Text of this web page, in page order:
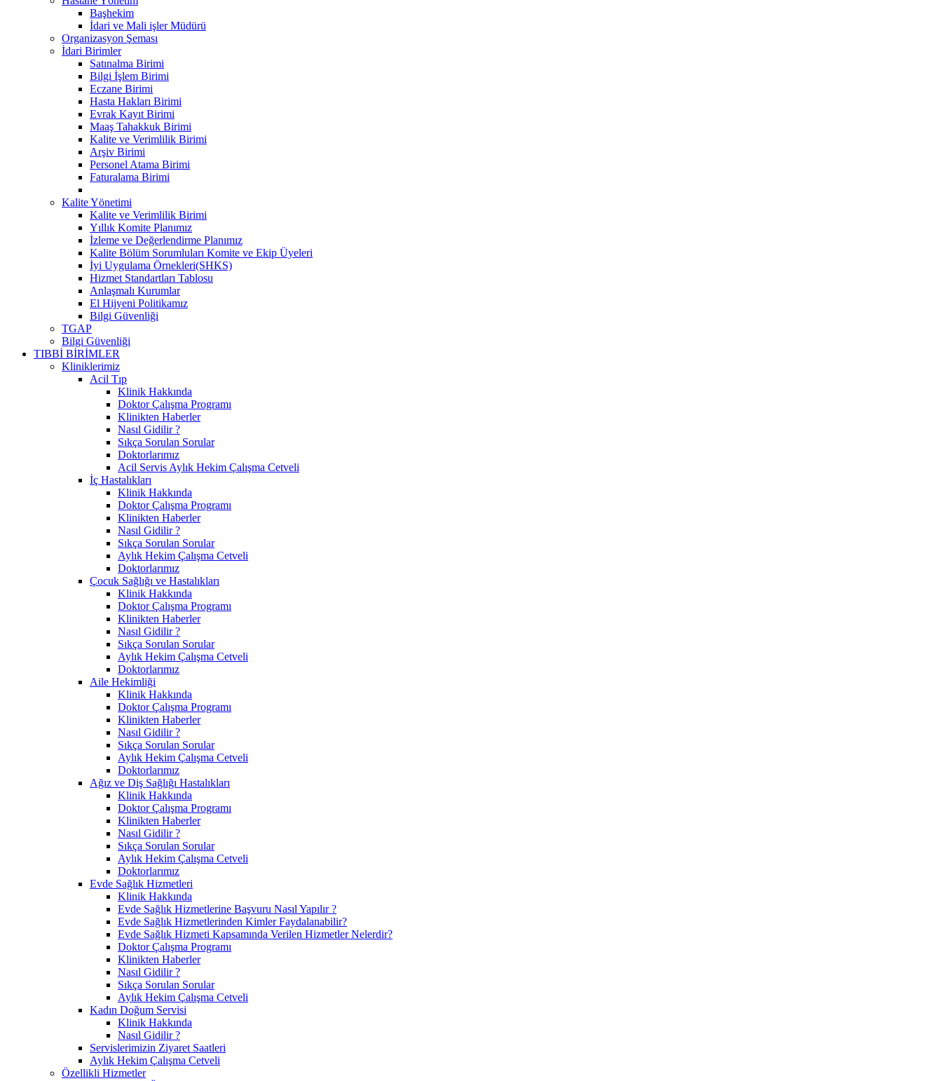
Başhekim
İdari ve Mali işler Müdürü
Organizasyon Şeması
İdari Birimler
Satınalma Birimi
Bilgi İşlem Birimi
Eczane Birimi
Hasta Hakları Birimi
Evrak Kayıt Birimi
Maaş Tahakkuk Birimi
Kalite ve Verimlilik Birimi
Arşiv Birimi
Personel Atama Birimi
Faturalama Birimi
Kalite Yönetimi
Kalite ve Verimlilik Birimi
Yıllık Komite Planımız
İzleme ve Değerlendirme Planımız
Kalite Bölüm Sorumluları Komite ve Ekip Üyeleri
İyi Uygulama Örnekleri(SHKS)
Hizmet Standartları Tablosu
Anlaşmalı Kurumlar
El Hijyeni Politikamız
Bilgi Güvenliği
TGAP
Bilgi Güvenliği
TIBBİ BİRİMLER
Kliniklerimiz
Acil Tıp
Klinik Hakkında
Doktor Çalışma Programı
Klinikten Haberler
Nasıl Gidilir ?
Sıkça Sorulan Sorular
Doktorlarımız
Acil Servis Aylık Hekim Çalışma Cetveli
İç Hastalıkları
Klinik Hakkında
Doktor Çalışma Programı
Klinikten Haberler
Nasıl Gidilir ?
Sıkça Sorulan Sorular
Aylık Hekim Çalışma Cetveli
Doktorlarımız
Çocuk Sağlığı ve Hastalıkları
Klinik Hakkında
Doktor Çalışma Programı
Klinikten Haberler
Nasıl Gidilir ?
Sıkça Sorulan Sorular
Aylık Hekim Çalışma Cetveli
Doktorlarımız
Aile Hekimliği
Klinik Hakkında
Doktor Çalışma Programı
Klinikten Haberler
Nasıl Gidilir ?
Sıkça Sorulan Sorular
Aylık Hekim Çalışma Cetveli
Doktorlarımız
Ağız ve Diş Sağlığı Hastalıkları
Klinik Hakkında
Doktor Çalışma Programı
Klinikten Haberler
Nasıl Gidilir ?
Sıkça Sorulan Sorular
Aylık Hekim Çalışma Cetveli
Doktorlarımız
Evde Sağlık Hizmetleri
Klinik Hakkında
Evde Sağlık Hizmetlerine Başvuru Nasıl Yapılır ?
Evde Sağlık Hizmetlerinden Kimler Faydalanabilir?
Evde Sağlık Hizmeti Kapsamında Verilen Hizmetler Nelerdir?
Doktor Çalışma Programı
Klinikten Haberler
Nasıl Gidilir ?
Sıkça Sorulan Sorular
Aylık Hekim Çalışma Cetveli
Kadın Doğum Servisi
Klinik Hakkında
Nasıl Gidilir ?
Servislerimizin Ziyaret Saatleri
Aylık Hekim Çalışma Cetveli
Özellikli Hizmetler